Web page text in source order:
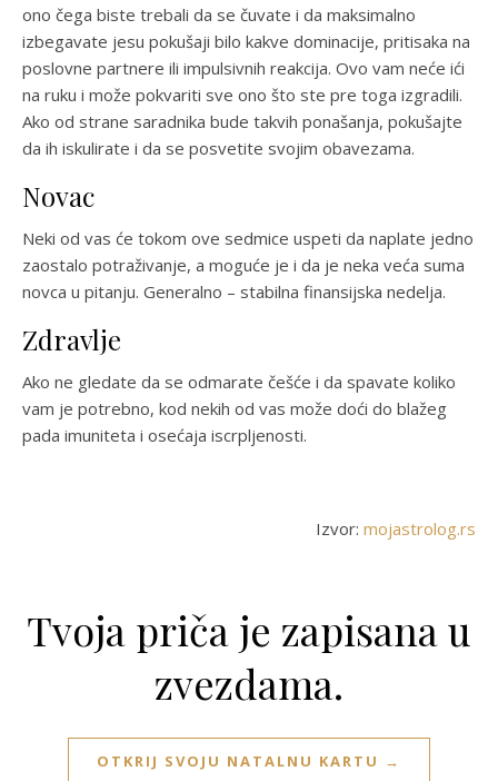
ono čega biste trebali da se čuvate i da maksimalno
izbegavate jesu pokušaji bilo kakve dominacije, pritisaka na
poslovne partnere ili impulsivnih reakcija. Ovo vam neće ići
na ruku i može pokvariti sve ono što ste pre toga izgradili.
Ako od strane saradnika bude takvih ponašanja, pokušajte
da ih iskulirate i da se posvetite svojim obavezama.
Novac
Neki od vas će tokom ove sedmice uspeti da naplate jedno
zaostalo potraživanje, a moguće je i da je neka veća suma
novca u pitanju. Generalno – stabilna finansijska nedelja.
Zdravlje
Ako ne gledate da se odmarate češće i da spavate koliko
vam je potrebno, kod nekih od vas može doći do blažeg
pada imuniteta i osećaja iscrpljenosti.
Izvor: mojastrolog.rs
Tvoja priča je zapisana u
zvezdama.
OTKRIJ SVOJU NATALNU KARTU →